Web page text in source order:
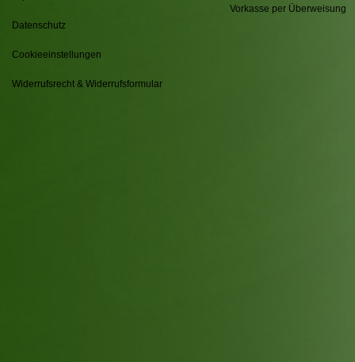
Datenschutz
Cookieeinstellungen
Widerrufsrecht & Widerrufsformular
Vorkasse per Überweisung